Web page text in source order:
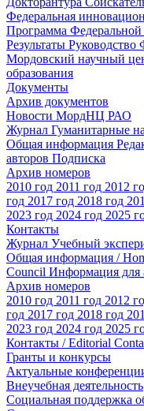
Федеральная
Программа
Результаты
Мордовский научный
образования
Документы
Архив документов
Новости МордНЦ РАО
Журнал Гуманитарные
Общая информация
авторов Подписка
Архив номеров
2010 год 2011 год 2012
год 2017 год 2018 год
2023 год 2024 год 2025
Контакты
Журнал Учебный
Общая информация /
Council Информация для
Архив номеров
2010 год 2011 год 2012
год 2017 год 2018 год
2023 год 2024 год 2025
Контакты / Editorial
Гранты и конкурсы
Актуальные
Внеучебная деятельность
Социальная поддержка